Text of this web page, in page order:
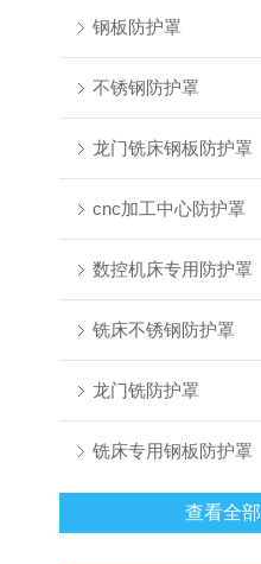
钢板防护罩
不锈钢防护罩
龙门铣床钢板防护罩
cnc加工中心防护罩
数控机床专用防护罩
铣床不锈钢防护罩
龙门铣防护罩
铣床专用钢板防护罩
查看全部